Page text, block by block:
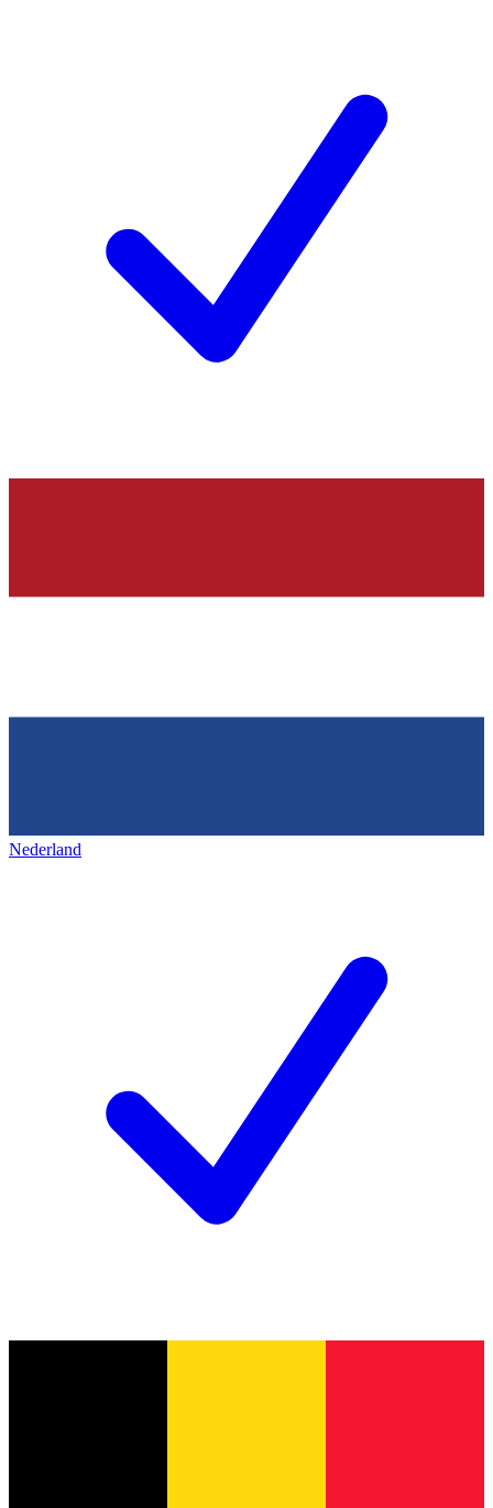
Nederland